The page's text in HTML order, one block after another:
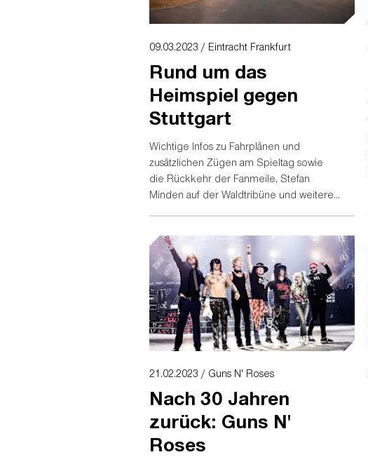
09.03.2023 / Eintracht Frankfurt
Rund um das
Heimspiel gegen
Stuttgart
Wichtige Infos zu Fahrplänen und
zusätzlichen Zügen am Spieltag sowie
die Rückkehr der Fanmeile, Stefan
Minden auf der Waldtribüne und weiteres
21.02.2023 / Guns N' Roses
Nach 30 Jahren
zurück: Guns N'
Roses